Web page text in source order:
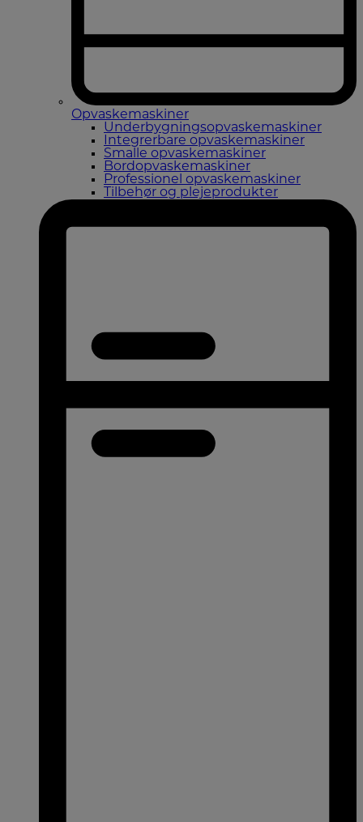
Opvaskemaskiner
Underbygningsopvaskemaskiner
Integrerbare opvaskemaskiner
Smalle opvaskemaskiner
Bordopvaskemaskiner
Professionel opvaskemaskiner
Tilbehør og plejeprodukter